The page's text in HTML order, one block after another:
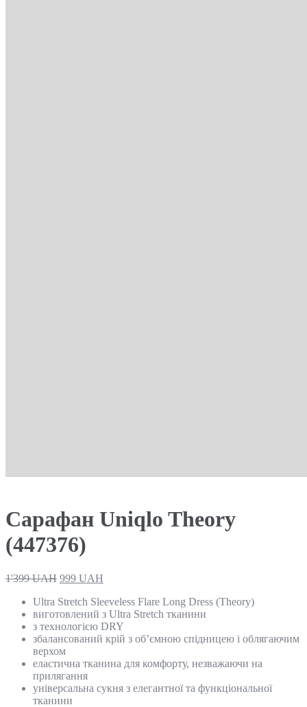
Сарафан Uniqlo Theory
(447376)
1'399UAH 999 UAH
Ultra Stretch Sleeveless Flare Long Dress (Theory)
виготовлений з Ultra Stretch тканини
з технологією DRY
збалансований крій з об’ємною спідницею і облягаючим
верхом
еластична тканина для комфорту, незважаючи на
прилягання
універсальна сукня з елегантної та функціональної
тканини